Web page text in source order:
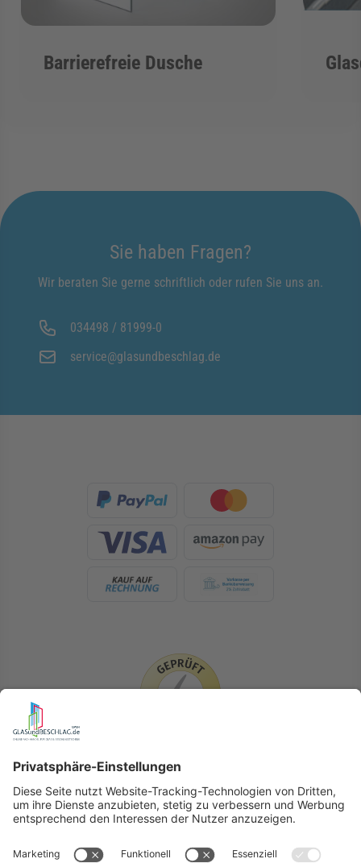
Barrierefreie Dusche
Sie haben Fragen?
Wir beraten Sie gerne schriftlich oder rufen Sie uns an.
034498 / 81999-0
service@glasundbeschlag.de